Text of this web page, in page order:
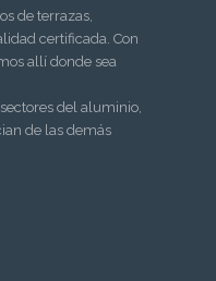
de terrazas,
certificada. Con
allí donde sea
del aluminio,
de las demás